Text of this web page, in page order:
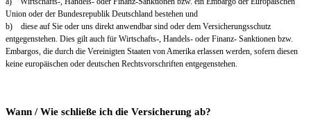
Union oder der Bundesrepublik Deutschland bestehen und
b) diese auf Sie oder uns direkt anwendbar sind oder dem Versicherungsschutz
entgegenstehen. Dies gilt auch für Wirtschafts-, Handels- oder Finanz- Sanktionen bzw.
Embargos, die durch die Vereinigten Staaten von Amerika erlassen werden, sofern diesen
keine europäischen oder deutschen Rechtsvorschriften entgegenstehen.
Wann / Wie schließe ich die Versicherung ab?